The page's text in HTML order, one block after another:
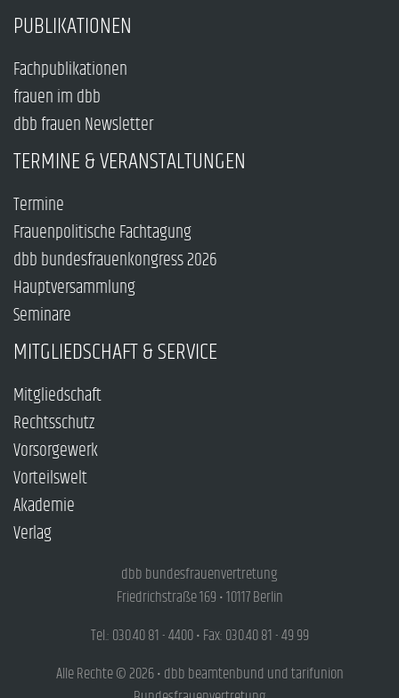
PUBLIKATIONEN
Fachpublikationen
frauen im dbb
dbb frauen Newsletter
TERMINE & VERANSTALTUNGEN
Termine
Frauenpolitische Fachtagung
dbb bundesfrauenkongress 2026
Hauptversammlung
Seminare
MITGLIEDSCHAFT & SERVICE
Mitgliedschaft
Rechtsschutz
Vorsorgewerk
Vorteilswelt
Akademie
Verlag
dbb bundesfrauenvertretung
Friedrichstraße 169 • 10117 Berlin
Tel.: 030.40 81 - 4400 • Fax: 030.40 81 - 49 99
Alle Rechte © 2026 • dbb beamtenbund und tarifunion